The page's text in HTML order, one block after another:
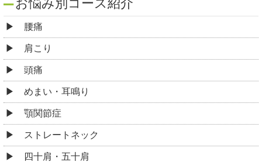
お悩み別コース紹介
腰痛
肩こり
頭痛
めまい・耳鳴り
顎関節症
ストレートネック
四十肩・五十肩